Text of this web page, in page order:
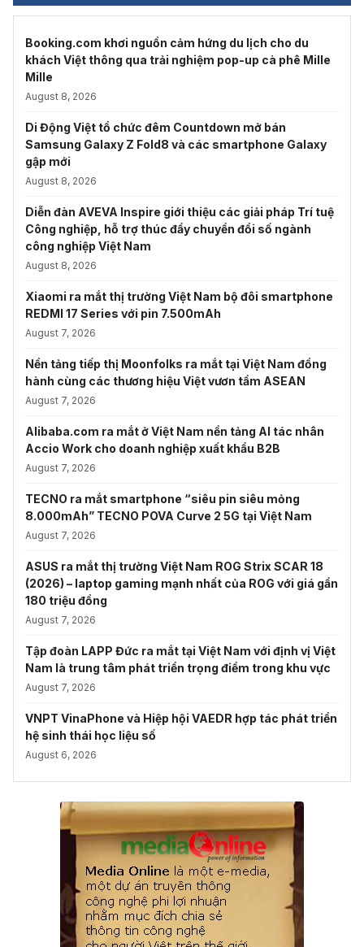
Booking.com khơi nguồn cảm hứng du lịch cho du
khách Việt thông qua trải nghiệm pop-up cà phê Mille
Mille
August 8, 2026
Di Động Việt tổ chức đêm Countdown mở bán
Samsung Galaxy Z Fold8 và các smartphone Galaxy
gập mới
August 8, 2026
Diễn đàn AVEVA Inspire giới thiệu các giải pháp Trí tuệ
Công nghiệp, hỗ trợ thúc đẩy chuyển đổi số ngành
công nghiệp Việt Nam
August 8, 2026
Xiaomi ra mắt thị trường Việt Nam bộ đôi smartphone
REDMI 17 Series với pin 7.500mAh
August 7, 2026
Nền tảng tiếp thị Moonfolks ra mắt tại Việt Nam đồng
hành cùng các thương hiệu Việt vươn tầm ASEAN
August 7, 2026
Alibaba.com ra mắt ở Việt Nam nền tảng AI tác nhân
Accio Work cho doanh nghiệp xuất khẩu B2B
August 7, 2026
TECNO ra mắt smartphone “siêu pin siêu mỏng
8.000mAh” TECNO POVA Curve 2 5G tại Việt Nam
August 7, 2026
ASUS ra mắt thị trường Việt Nam ROG Strix SCAR 18
(2026) – laptop gaming mạnh nhất của ROG với giá gần
180 triệu đồng
August 7, 2026
Tập đoàn LAPP Đức ra mắt tại Việt Nam với định vị Việt
Nam là trung tâm phát triển trọng điểm trong khu vực
August 7, 2026
VNPT VinaPhone và Hiệp hội VAEDR hợp tác phát triển
hệ sinh thái học liệu số
August 6, 2026